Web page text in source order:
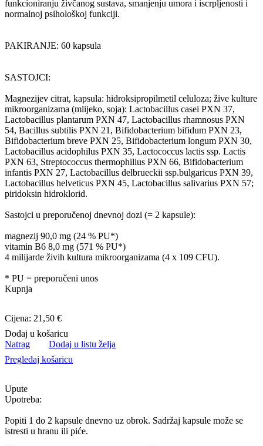
funkcioniranju živčanog sustava, smanjenju umora i iscrpljenosti i
normalnoj psihološkoj funkciji.
PAKIRANJE: 60 kapsula
SASTOJCI:
Magnezijev citrat, kapsula: hidroksipropilmetil celuloza; žive kulture
mikroorganizama (mlijeko, soja): Lactobacillus casei PXN 37,
Lactobacillus plantarum PXN 47, Lactobacillus rhamnosus PXN
54, Bacillus subtilis PXN 21, Bifidobacterium bifidum PXN 23,
Bifidobacterium breve PXN 25, Bifidobacterium longum PXN 30,
Lactobacillus acidophilus PXN 35, Lactococcus lactis ssp. Lactis
PXN 63, Streptococcus thermophilius PXN 66, Bifidobacterium
infantis PXN 27, Lactobacillus delbrueckii ssp.bulgaricus PXN 39,
Lactobacillus helveticus PXN 45, Lactobacillus salivarius PXN 57;
piridoksin hidroklorid.
Sastojci u preporučenoj dnevnoj dozi (= 2 kapsule):
magnezij 90,0 mg (24 % PU*)
vitamin B6 8,0 mg (571 % PU*)
4 milijarde živih kultura mikroorganizama (4 x 109 CFU).
* PU = preporučeni unos
Kupnja
Cijena: 21,50 €
Dodaj u košaricu
Natrag
Dodaj u listu želja
Pregledaj košaricu
Upute
Upotreba:
Popiti 1 do 2 kapsule dnevno uz obrok. Sadržaj kapsule može se
istresti u hranu ili piće.